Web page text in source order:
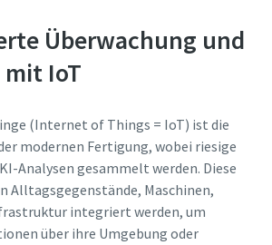
Überwachung und
IoT
(Internet of Things = IoT) ist die
modernen Fertigung, wobei riesige
Analysen gesammelt werden. Diese
Alltagsgegenstände, Maschinen,
integriert werden, um
über ihre Umgebung oder